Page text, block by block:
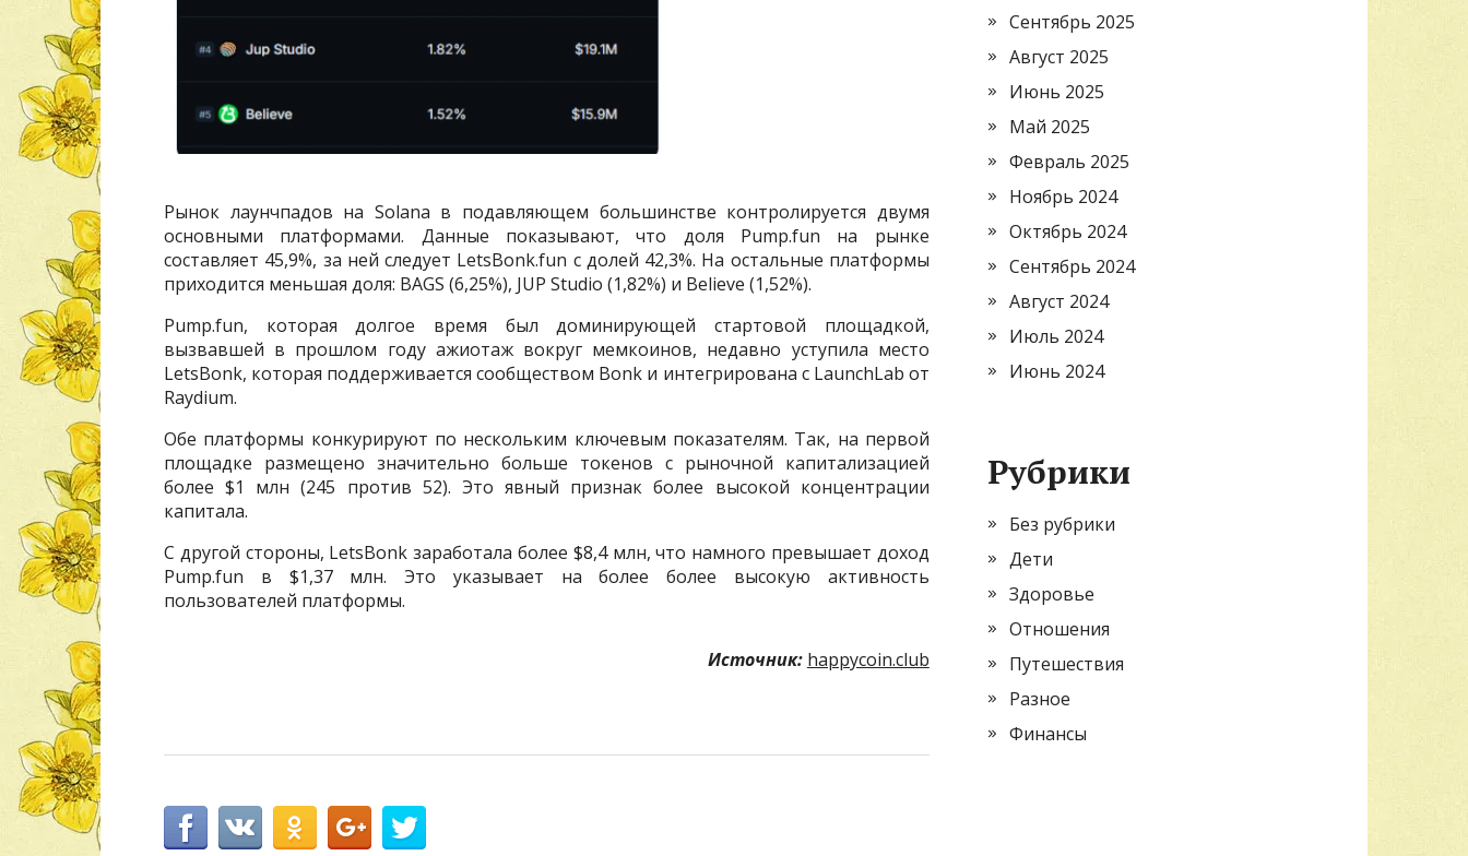
Рынок лаунчпадов на Solana в подавляющем большинстве контролируется двумя
основными платформами. Данные показывают, что доля Pump.fun на рынке
составляет 45,9%, за ней следует LetsBonk.fun с долей 42,3%. На остальные платформы
приходится меньшая доля: BAGS (6,25%), JUP Studio (1,82%) и Believe (1,52%).
Pump.fun, которая долгое время был доминирующей стартовой площадкой,
вызвавшей в прошлом году ажиотаж вокруг мемкоинов, недавно уступила место
LetsBonk, которая поддерживается сообществом Bonk и интегрирована с LaunchLab от
Raydium.
Обе платформы конкурируют по нескольким ключевым показателям. Так, на первой
площадке размещено значительно больше токенов с рыночной капитализацией
более $1 млн (245 против 52). Это явный признак более высокой концентрации
капитала.
С другой стороны, LetsBonk заработала более $8,4 млн, что намного превышает доход
Pump.fun в $1,37 млн. Это указывает на более более высокую активность
пользователей платформы.
Источник: happycoin.club
Сентябрь 2025
Август 2025
Июнь 2025
Май 2025
Февраль 2025
Ноябрь 2024
Октябрь 2024
Сентябрь 2024
Август 2024
Июль 2024
Июнь 2024
Рубрики
Без рубрики
Дети
Здоровье
Отношения
Путешествия
Разное
Финансы